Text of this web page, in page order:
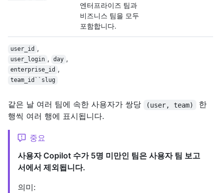
엔터프라이즈 팀과
비즈니스 팀을 모두
포함합니다.
user_id ,
user_login , day ,
enterprise_id ,
team_id``slug
같은 날 여러 팀에 속한 사용자가 쌍당 (user, team)
한
행씩 여러 행에 표시됩니다.
중요
사용자 Copilot 수가 5명 미만인 팀은 사용자 팀 보고
서에서 제외됩니다.
의미: